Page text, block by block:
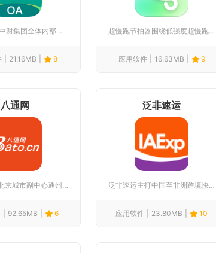
中财oa面向中财集团全体内部员工打造专属移动端数字化办公工具...
21.16MB 8
超慢跑节拍器围绕低强度超慢跑运动打造节奏辅助工具，核心依托1...
应用软件 16.63MB 9
八通网
八通网扎根北京城市副中心通州运营二十余年，聚集本地百万常住居...
92.65MB 6
泛非速运
泛非速运主打中国至非洲跨境快递转运，面向在非华人、外贸商户、...
应用软件 23.80MB 10